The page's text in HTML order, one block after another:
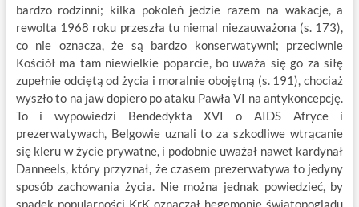
bardzo rodzinni; kilka pokoleń jedzie razem na wakacje, a
rewolta 1968 roku przeszła tu niemal niezauważona (s. 173),
co nie oznacza, że są bardzo konserwatywni; przeciwnie
Kościół ma tam niewielkie poparcie, bo uważa się go za siłę
zupełnie odciętą od życia i moralnie obojętną (s. 191), chociaż
wyszło to na jaw dopiero po ataku Pawła VI na antykoncepcję.
To i wypowiedzi Bendedykta XVI o AIDS Afryce i
prezerwatywach, Belgowie uznali to za szkodliwe wtrącanie
się kleru w życie prywatne, i podobnie uważał nawet kardynał
Danneels, który przyznał, że czasem prezerwatywa to jedyny
sposób zachowania życia. Nie można jednak powiedzieć, by
spadek popularności KrK oznaczał hegemonię światopoglądu